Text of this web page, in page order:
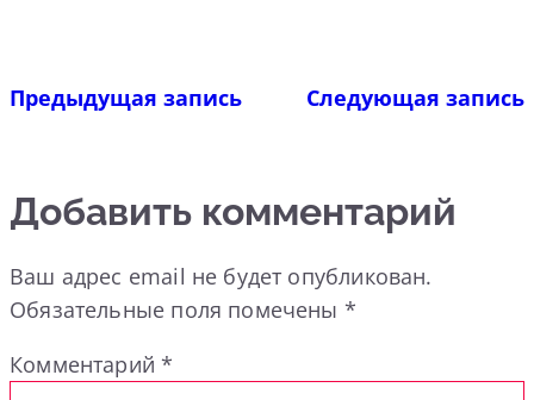
Предыдущая запись Следующая запись
Добавить комментарий
Ваш адрес email не будет опубликован.
Обязательные поля помечены *
Комментарий*